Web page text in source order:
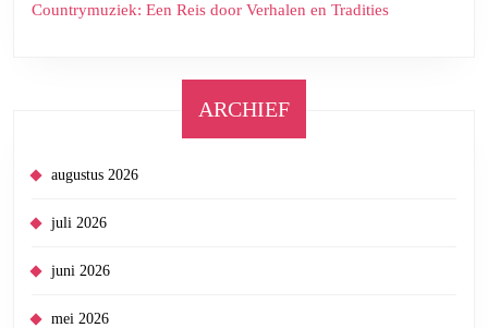
Countrymuziek: Een Reis door Verhalen en Tradities
ARCHIEF
augustus 2026
juli 2026
juni 2026
mei 2026